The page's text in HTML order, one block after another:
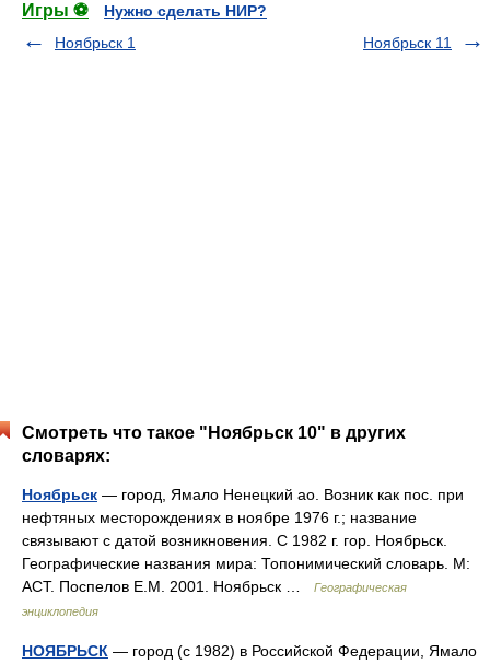
Игры ⚽
Нужно сделать НИР?
Ноябрьск 1
Ноябрьск 11
Смотреть что такое "Ноябрьск 10" в других
словарях:
Ноябрьск — город, Ямало Ненецкий ао. Возник как пос. при
нефтяных месторождениях в ноябре 1976 г.; название
связывают с датой возникновения. С 1982 г. гор. Ноябрьск.
Географические названия мира: Топонимический словарь. М:
АСТ. Поспелов Е.М. 2001. Ноябрьск …
Географическая
энциклопедия
НОЯБРЬСК — город (с 1982) в Российской Федерации, Ямало